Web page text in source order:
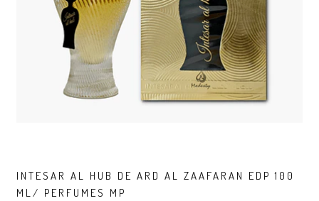
INTESAR AL HUB DE ARD AL ZAAFARAN EDP 100
ML/ PERFUMES MP